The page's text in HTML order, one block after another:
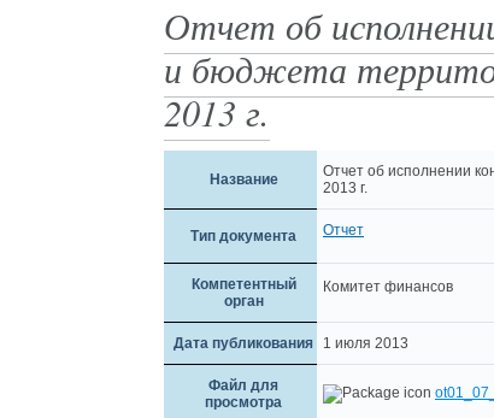
Отчет об
и бюджета
2013 г.
Название
Отчет об исполнении
2013 г.
Тип документа Отчет
Компетентный
орган
Комитет финансов
Дата публикования 1 июля 2013
Файл для
просмотра